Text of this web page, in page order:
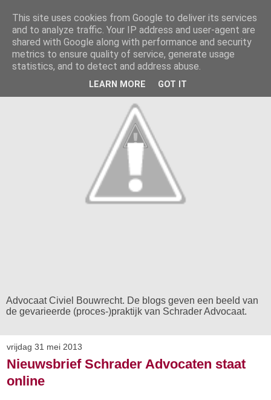
Advocaat Civiel Bouwrecht. De blogs geven een beeld van
de gevarieerde (proces-)praktijk van Schrader Advocaat.
vrijdag 31 mei 2013
Nieuwsbrief Schrader Advocaten staat
online
This site uses cookies from Google to deliver its services
and to analyze traffic. Your IP address and user-agent are
shared with Google along with performance and security
metrics to ensure quality of service, generate usage
statistics, and to detect and address abuse.
LEARN MORE GOT IT